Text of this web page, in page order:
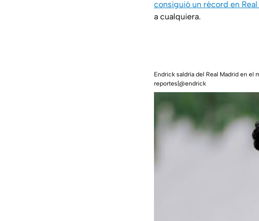
consiguió un récord en
a cualquiera.
Endrick saldría del Real Madrid en el
reportes|@endrick